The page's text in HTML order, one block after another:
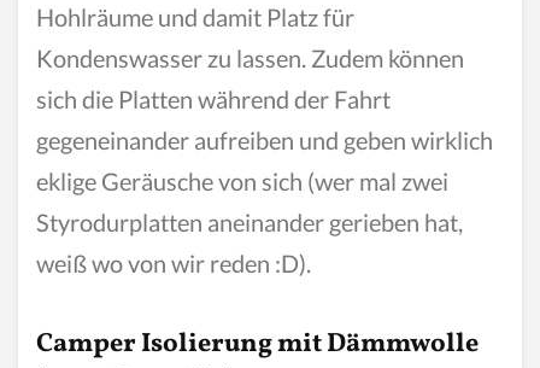
Hohlräume und damit Platz für
Kondenswasser zu lassen. Zudem können
sich die Platten während der Fahrt
gegeneinander aufreiben und geben wirklich
eklige Geräusche von sich (wer mal zwei
Styrodurplatten aneinander gerieben hat,
weiß wo von wir reden :D).
Camper Isolierung mit Dämmwolle